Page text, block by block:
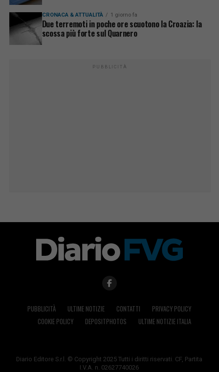
CRONACA & ATTUALITÀ 1 giorno fa
Due terremoti in poche ore scuotono la Croazia: la
scossa più forte sul Quarnero
PUBBLICITÀ
PUBBLICITÀ ULTIME NOTIZIE CONTATTI
PRIVACY POLICY
COOKIE POLICY
DEPOSITPHOTOS ULTIME NOTIZIE ITALIA
Diario Editore S.r.l. © Copyright 2025 Tutti i diritti riservati. CF, Partita
I.V.A. n. 02627740026